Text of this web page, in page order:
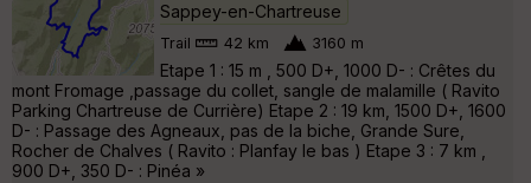
Sappey-en-Chartreuse
Trail 42 km 3160 m
Etape 1 : 15 m , 500 D+, 1000 D- : Crêtes du
mont Fromage ,passage du collet, sangle de malamille ( Ravito
Parking Chartreuse de Currière) Etape 2 : 19 km, 1500 D+, 1600
D- : Passage des Agneaux, pas de la biche, Grande Sure,
Rocher de Chalves ( Ravito : Planfay le bas ) Etape 3 : 7 km ,
900 D+, 350 D- : Pinéa »